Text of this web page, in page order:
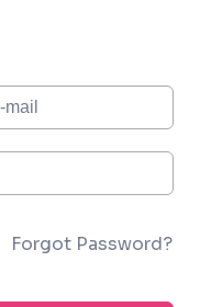
Forgot Password?